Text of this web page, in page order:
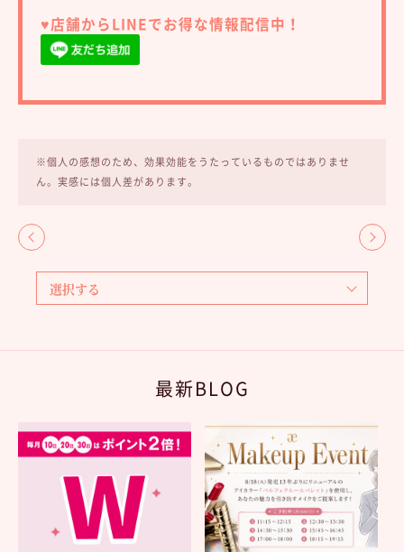
♥︎店舗からLINEでお得な情報配信中！
※個人の感想のため、効果効能をうたっているものではありませ
ん。実感には個人差があります。
最新BLOG